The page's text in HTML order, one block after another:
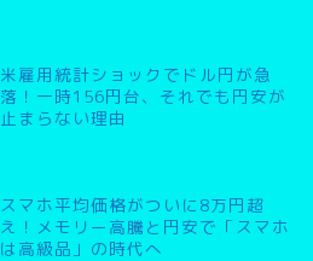
米雇用統計ショックでドル円が急
落！一時156円台、それでも円安が
止まらない理由
スマホ平均価格がついに8万円超
え！メモリー高騰と円安で「スマホ
は高級品」の時代へ